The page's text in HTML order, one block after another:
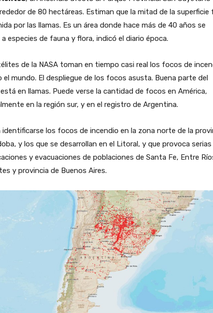
de 80 hectáreas. Estiman que la mitad de la superficie
por las llamas. Es un área donde hace más de 40 años se
especies de fauna y flora, indicó el diario época.
de la NASA toman en tiempo casi real los focos de
el mundo. El despliegue de los focos asusta. Buena parte del
en llamas. Puede verse la cantidad de focos en América,
en la región sur, y en el registro de Argentina.
identificarse los focos de incendio en la zona norte de la
y los que se desarrollan en el Litoral, y que provoca serias
y evacuaciones de poblaciones de Santa Fe, Entre
y provincia de Buenos Aires.